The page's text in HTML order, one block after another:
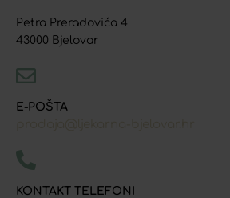
Petra Preradovića 4
43000 Bjelovar
E-POŠTA
KONTAKT TELEFONI